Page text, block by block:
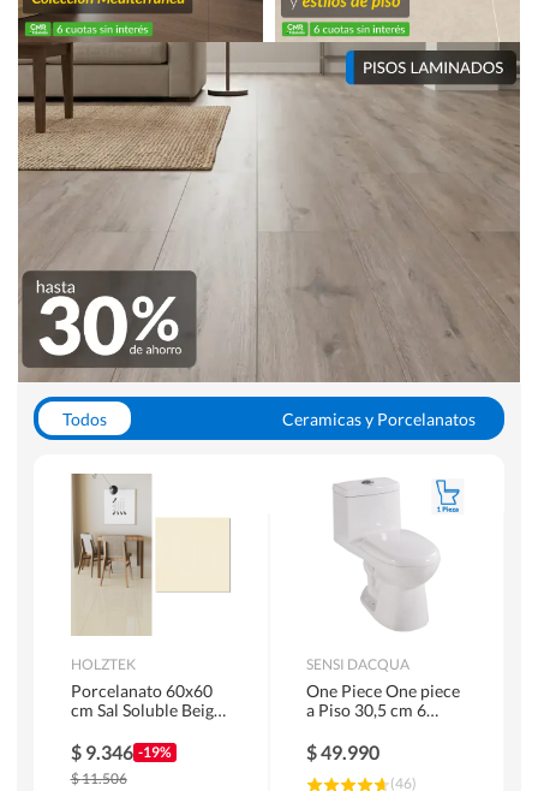
Todos
Ceramicas y Porcelanatos
WC y Sanitarios
Pisos Flotantes y Laminados
Pinturas
HOLZTEK
Porcelanato 60x60
cm Sal Soluble Beige
$ 9.346 -19%
$11.506
SENSI DACQUA
One Piece One piece
a Piso 30,5 cm 6
$49.990
(46)